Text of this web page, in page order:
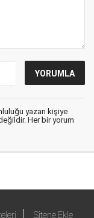
yazan kişiye
Her bir yorum
Sitene Ekle